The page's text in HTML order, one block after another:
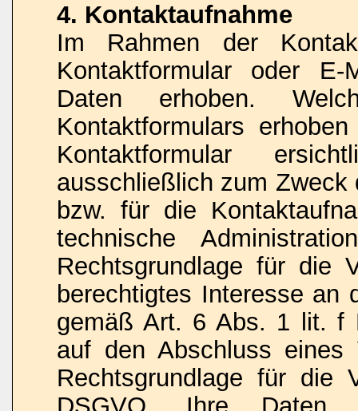
4. Kontaktaufnahme
Im Rahmen der
Kontaktformular oder E-
Daten erhoben.
Kontaktformulars
Kontaktformular
ausschließlich zum Zweck
bzw. für die
technische
Rechtsgrundlage für die
berechtigtes Interesse an
gemäß Art. 6 Abs. 1 lit. f
auf den Abschluss
Rechtsgrundlage für
DSGVO. Ihre Daten